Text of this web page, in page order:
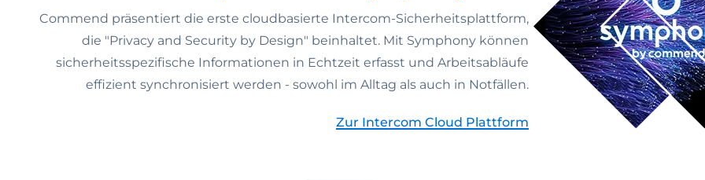
Commend präsentiert die erste cloudbasierte Intercom-Sicherheitsplattform,
die "Privacy and Security by Design" beinhaltet. Mit Symphony können
sicherheitsspezifische Informationen in Echtzeit erfasst und Arbeitsabläufe
effizient synchronisiert werden - sowohl im Alltag als auch in Notfällen.
Zur Intercom Cloud Plattform